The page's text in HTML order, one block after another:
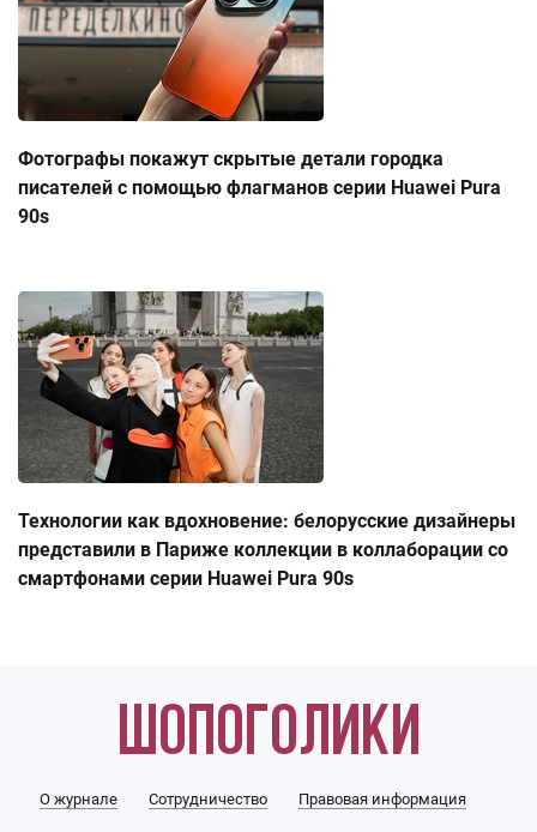
Фотографы покажут скрытые детали городка
писателей с помощью флагманов серии Huawei Pura
90s
Технологии как вдохновение: белорусские дизайнеры
представили в Париже коллекции в коллаборации со
смартфонами серии Huawei Pura 90s
О журнале Сотрудничество Правовая информация